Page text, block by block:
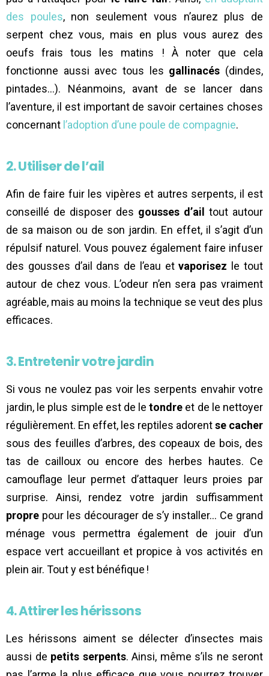
des poules, non seulement vous n’aurez plus de
serpent chez vous, mais en plus vous aurez des
oeufs frais tous les matins ! À noter que cela
fonctionne aussi avec tous les gallinacés (dindes,
pintades…). Néanmoins, avant de se lancer dans
l’aventure, il est important de savoir certaines choses
concernant l’adoption d’une poule de compagnie.
2. Utiliser de l’ail
Afin de faire fuir les vipères et autres serpents, il est
conseillé de disposer des gousses d’ail
tout autour
de sa maison ou de son jardin. En effet, il s’agit d’un
répulsif naturel. Vous pouvez également faire infuser
des gousses d’ail dans de l’eau etvaporisez le tout
autour de chez vous. L’odeur n’en sera pas vraiment
agréable, mais au moins la technique se veut des plus
efficaces.
3. Entretenir votre jardin
Si vous ne voulez pas voir les serpents envahir votre
jardin, le plus simple est de letondre et de le nettoyer
régulièrement. En effet, les reptiles adorentse cacher
sous des feuilles d’arbres, des copeaux de bois, des
tas de cailloux ou encore des herbes hautes. Ce
camouflage leur permet d’attaquer leurs proies par
surprise. Ainsi, rendez votre jardin suffisamment
propre pour les décourager de s’y installer… Ce grand
ménage vous permettra également de jouir d’un
espace vert accueillant et propice à vos activités en
plein air. Tout y est bénéfique !
4. Attirer les hérissons
Les hérissons aiment se délecter d’insectes mais
aussi de petits serpents. Ainsi, même s’ils ne seront